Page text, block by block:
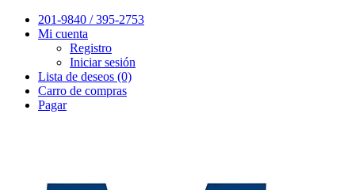
201-9840 / 395-2753
Mi cuenta
Registro
Iniciar sesión
Lista de deseos (0)
Carro de compras
Pagar